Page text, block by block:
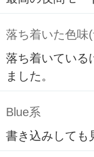
落ち着いた色味
落ち着いている
ました。
Blue系
書き込みしても